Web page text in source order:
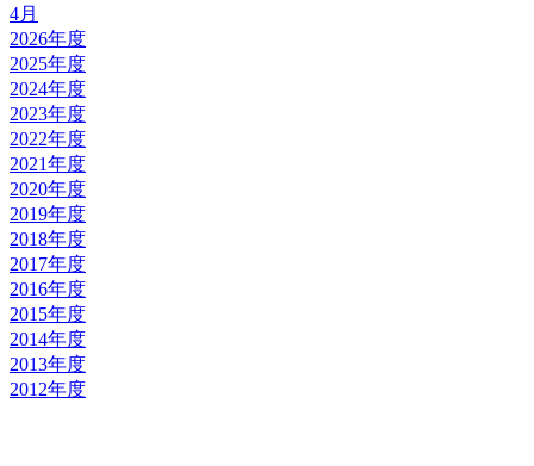
4月
2026年度
2025年度
2024年度
2023年度
2022年度
2021年度
2020年度
2019年度
2018年度
2017年度
2016年度
2015年度
2014年度
2013年度
2012年度